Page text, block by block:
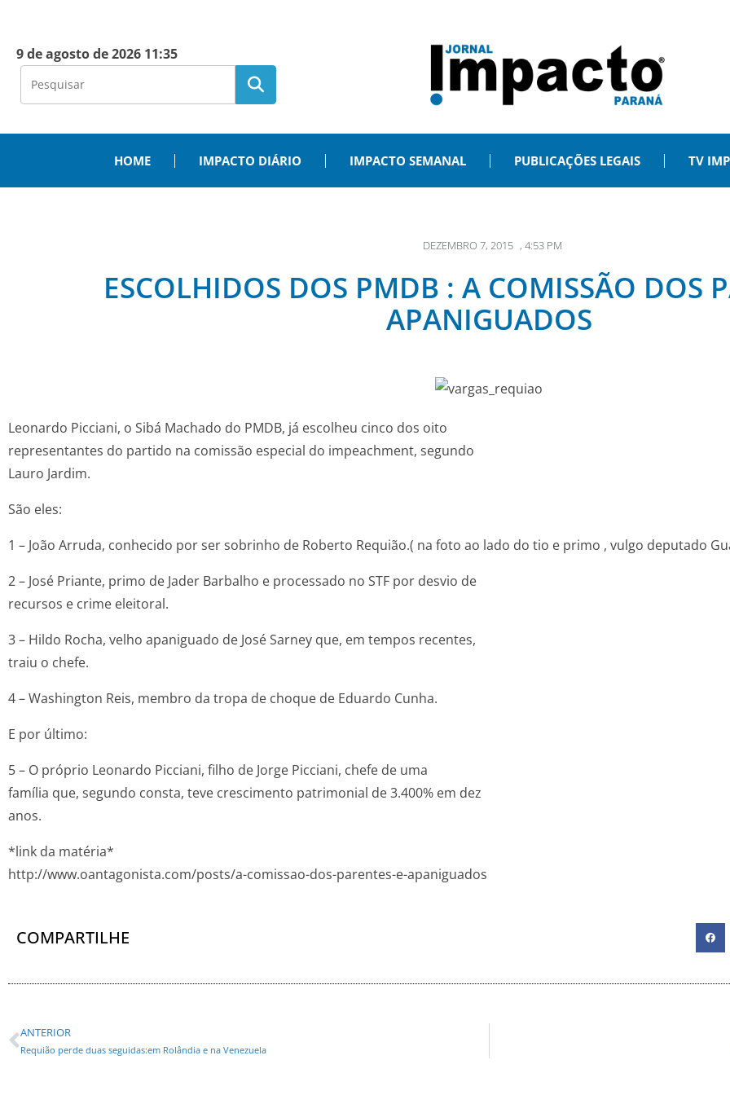
9 de agosto de 2026 11:35
HOME IMPACTO DIÁRIO IMPACTO SEMANAL PUBLICAÇÕES LEGAIS TV
DEZEMBRO 7, 2015 , 4:53 PM
ESCOLHIDOS DOS PMDB : A COMISSÃO DOS
APANIGUADOS
Leonardo Picciani, o Sibá Machado do PMDB, já escolheu cinco dos oito
representantes do partido na comissão especial do impeachment, segundo
Lauro Jardim.
São eles:
1 – João Arruda, conhecido por ser sobrinho de Roberto Requião.( na foto ao lado do tio e primo , vulgo deputado
2 – José Priante, primo de Jader Barbalho e processado no STF por desvio de
recursos e crime eleitoral.
3 – Hildo Rocha, velho apaniguado de José Sarney que, em tempos recentes,
traiu o chefe.
4 – Washington Reis, membro da tropa de choque de Eduardo Cunha.
E por último:
5 – O próprio Leonardo Picciani, filho de Jorge Picciani, chefe de uma
família que, segundo consta, teve crescimento patrimonial de 3.400% em dez
anos.
*link da matéria*
http://www.oantagonista.com/posts/a-comissao-dos-parentes-e-apaniguados
COMPARTILHE
ANTERIOR
Requião perde duas seguidas:em Rolândia e na Venezuela